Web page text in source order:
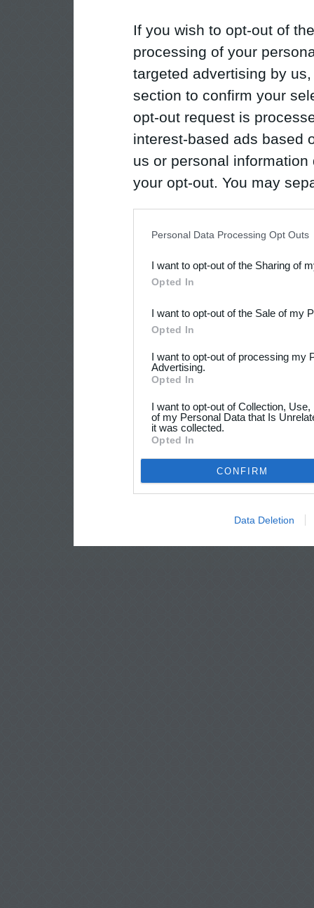
If you wish to opt-out of
processing of your
targeted advertising by
section to confirm your
opt-out request is
interest-based ads based
us or personal
your opt-out. You may
Downstream Participants
third parties.
Personal Data Processing Opt Outs
I want to opt-out of the Sharing of
Opted In
I want to opt-out of the Sale of my
Opted In
I want to opt-out of processing my
Advertising.
Opted In
I want to opt-out of Collection,
of my Personal Data that Is
it was collected.
Opted In
CONFIRM
Data Deletion